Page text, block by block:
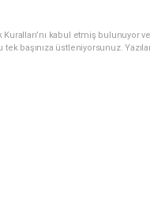
kabul etmiş bulunuyor
tek başınıza üstleniyorsunuz.